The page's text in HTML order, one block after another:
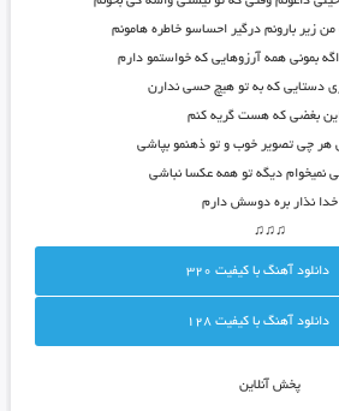
زیر بارونم درگیر احساسو خاطره هامونم
بمونی همه آرزوهایی که خواستمو دارم
دستایی که به تو هیچ حسی ندارن
این بغضی که هست گریه کنم
هر چی تصویر خوب و تو ذهنمو بپاشی
نمیخوام دیگه تو همه عکسا نباشی
خدا نذار بره دوسش دارم
♫♫♫
دانلود آهنگ با کيفيت 320
دانلود آهنگ با کيفيت 128
پخش آنلاين